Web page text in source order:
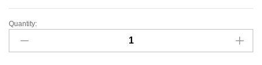
G-
Share
Quantity: